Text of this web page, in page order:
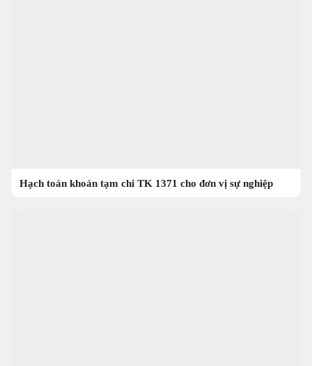
Hạch toán khoản tạm chi TK 1371 cho đơn vị sự nghiệp